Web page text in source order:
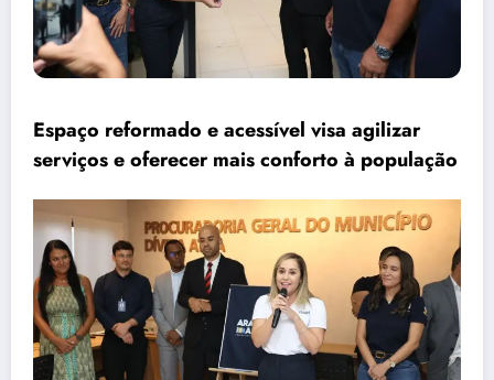
Espaço reformado e acessível visa agilizar
serviços e oferecer mais conforto à população